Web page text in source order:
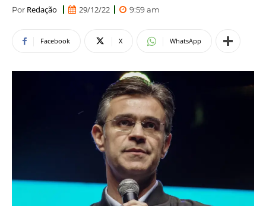
Por Redação 29/12/22 9:59 am
Facebook X WhatsApp